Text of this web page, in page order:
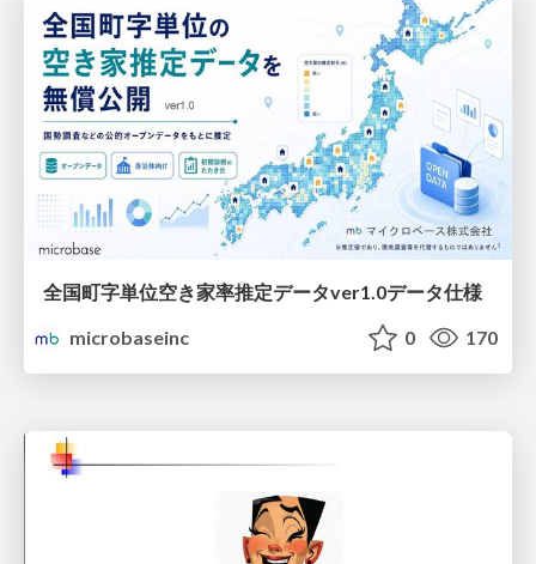
全国町字単位空き家率推定データver1.0データ仕様
microbaseinc
0 170